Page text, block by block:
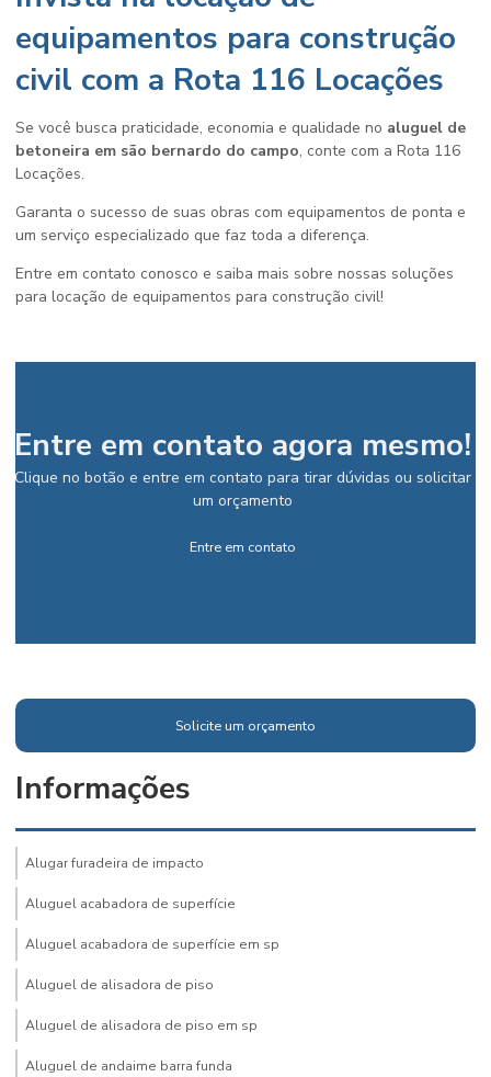
equipamentos para construção
civil com a Rota 116 Locações
Se você busca praticidade, economia e qualidade no aluguel de
betoneira em são bernardo do campo, conte com a Rota 116
Locações.
Garanta o sucesso de suas obras com equipamentos de ponta e
um serviço especializado que faz toda a diferença.
Entre em contato conosco e saiba mais sobre nossas soluções
para locação de equipamentos para construção civil!
Entre em contato agora mesmo!
Clique no botão e entre em contato para tirar dúvidas ou solicitar
um orçamento
Entre em contato
Solicite um orçamento
Informações
Alugar furadeira de impacto
Aluguel acabadora de superfície
Aluguel acabadora de superfície em sp
Aluguel de alisadora de piso
Aluguel de alisadora de piso em sp
Aluguel de andaime barra funda